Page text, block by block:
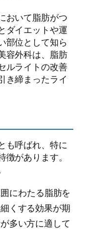
おいて脂肪がつ
ダイエットや運
部位として知ら
容外科は、脂肪
ルライトの改善
き締まったライ
も呼ばれ、特に
があります。
にわたる脂肪を
くする効果が期
多い方に適して